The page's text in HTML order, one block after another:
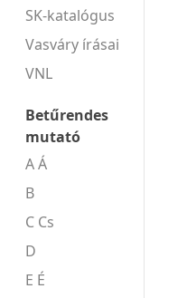
SK-katalógus
Vasváry írásai
VNL
Betűrendes
mutató
A Á
B
C Cs
D
E É